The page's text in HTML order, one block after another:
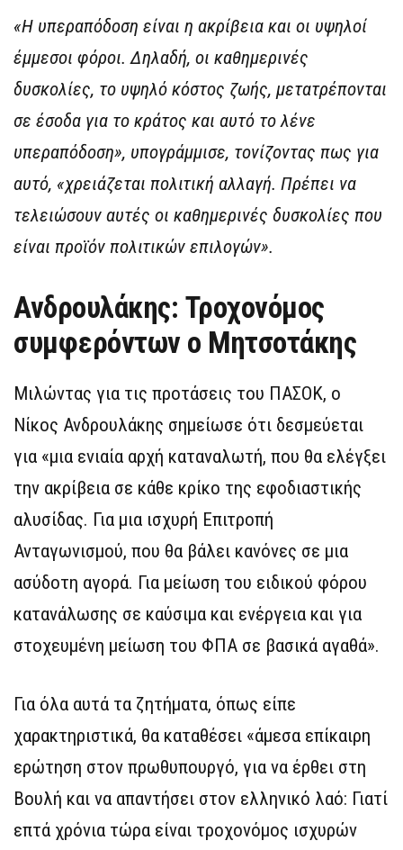
«Η υπεραπόδοση είναι η ακρίβεια και οι υψηλοί
έμμεσοι φόροι. Δηλαδή, οι καθημερινές
δυσκολίες, το υψηλό κόστος ζωής, μετατρέπονται
σε έσοδα για το κράτος και αυτό το λένε
υπεραπόδοση», υπογράμμισε, τονίζοντας πως για
αυτό, «χρειάζεται πολιτική αλλαγή. Πρέπει να
τελειώσουν αυτές οι καθημερινές δυσκολίες που
είναι προϊόν πολιτικών επιλογών».
Ανδρουλάκης: Τροχονόμος
συμφερόντων ο Μητσοτάκης
Μιλώντας για τις προτάσεις του ΠΑΣΟΚ, ο
Νίκος Ανδρουλάκης σημείωσε ότι δεσμεύεται
για «μια ενιαία αρχή καταναλωτή, που θα ελέγξει
την ακρίβεια σε κάθε κρίκο της εφοδιαστικής
αλυσίδας. Για μια ισχυρή Επιτροπή
Ανταγωνισμού, που θα βάλει κανόνες σε μια
ασύδοτη αγορά. Για μείωση του ειδικού φόρου
κατανάλωσης σε καύσιμα και ενέργεια και για
στοχευμένη μείωση του ΦΠΑ σε βασικά αγαθά».
Για όλα αυτά τα ζητήματα, όπως είπε
χαρακτηριστικά, θα καταθέσει «άμεσα επίκαιρη
ερώτηση στον πρωθυπουργό, για να έρθει στη
Βουλή και να απαντήσει στον ελληνικό λαό: Γιατί
επτά χρόνια τώρα είναι τροχονόμος ισχυρών